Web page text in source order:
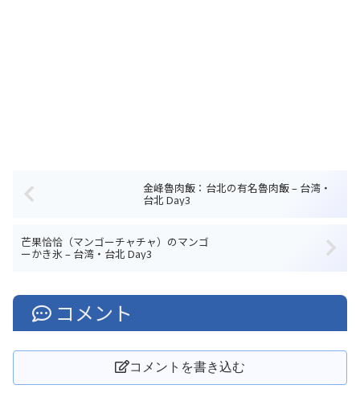
金峰魯肉飯：台北の有名魯肉飯 – 台湾・
台北 Day3
芒果恰恰（マンゴーチャチャ）のマンゴ
ーかき氷 – 台湾・台北 Day3
コメント
コメントを書き込む